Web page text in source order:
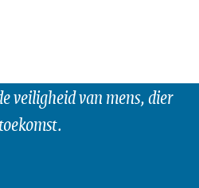
veiligheid van mens, dier